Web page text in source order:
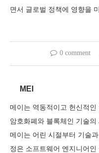
면서 글로벌 정책에 영향을
0 comment
MEI
메이는 역동적이고 헌신적
암호화폐와 블록체인 기술
메이는 어린 시절부터 기술
정은 소프트웨어 엔지니어